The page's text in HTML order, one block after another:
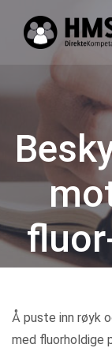
Å puste inn røyk
med fluorholdige